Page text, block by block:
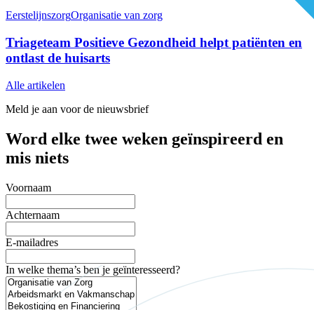
EerstelijnszorgOrganisatie van zorg
Triageteam Positieve Gezondheid helpt patiënten en
ontlast de huisarts
Alle artikelen
Meld je aan voor de nieuwsbrief
Word elke twee weken geïnspireerd en
mis niets
Voornaam
Achternaam
E-mailadres
In welke thema’s ben je geïnteresseerd?